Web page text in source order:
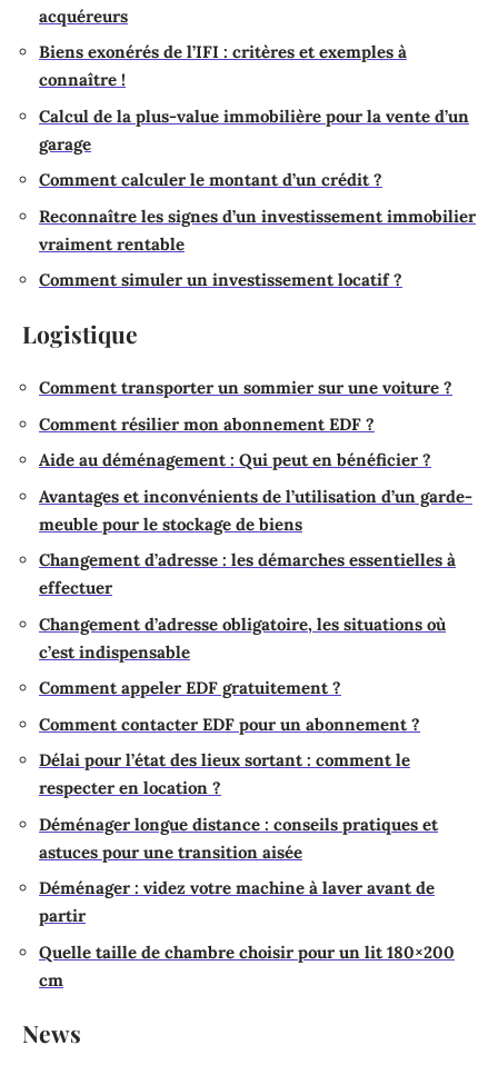
acquéreurs
Biens exonérés de l’IFI : critères et exemples à
connaître !
Calcul de la plus-value immobilière pour la vente d’un
garage
Comment calculer le montant d’un crédit ?
Reconnaître les signes d’un investissement immobilier
vraiment rentable
Comment simuler un investissement locatif ?
Logistique
Comment transporter un sommier sur une voiture ?
Comment résilier mon abonnement EDF ?
Aide au déménagement : Qui peut en bénéficier ?
Avantages et inconvénients de l’utilisation d’un garde-
meuble pour le stockage de biens
Changement d’adresse : les démarches essentielles à
effectuer
Changement d’adresse obligatoire, les situations où
c’est indispensable
Comment appeler EDF gratuitement ?
Comment contacter EDF pour un abonnement ?
Délai pour l’état des lieux sortant : comment le
respecter en location ?
Déménager longue distance : conseils pratiques et
astuces pour une transition aisée
Déménager : videz votre machine à laver avant de
partir
Quelle taille de chambre choisir pour un lit 180×200
cm
News